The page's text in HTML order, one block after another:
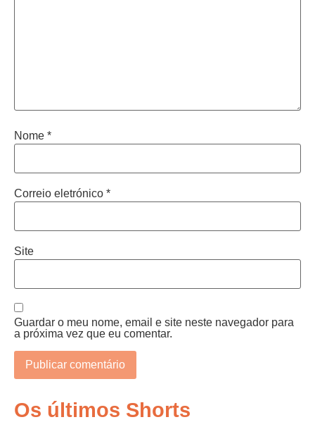
Nome *
Correio eletrónico *
Site
Guardar o meu nome, email e site neste navegador para
a próxima vez que eu comentar.
Os últimos Shorts